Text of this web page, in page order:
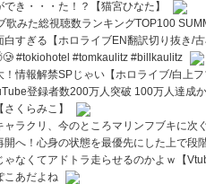
き・・・た！？【猫宮ひなた】
歌みた総視聴数ランキングTOP100
すぎる【ホロライブEN翻訳切り抜き/
#tokiohotel #tomkaulitz #billkaulitz
！情報解禁SPじゃい【ホロライブ/白上
登録者数200万人突破 100万人達成
くらみこ】
ャラクリ、今のところマリンフブキに
開へ！心身の状態を最優先にした上で段
ゃなくてアドトラ走らせるのかよｗ【
こあだよね